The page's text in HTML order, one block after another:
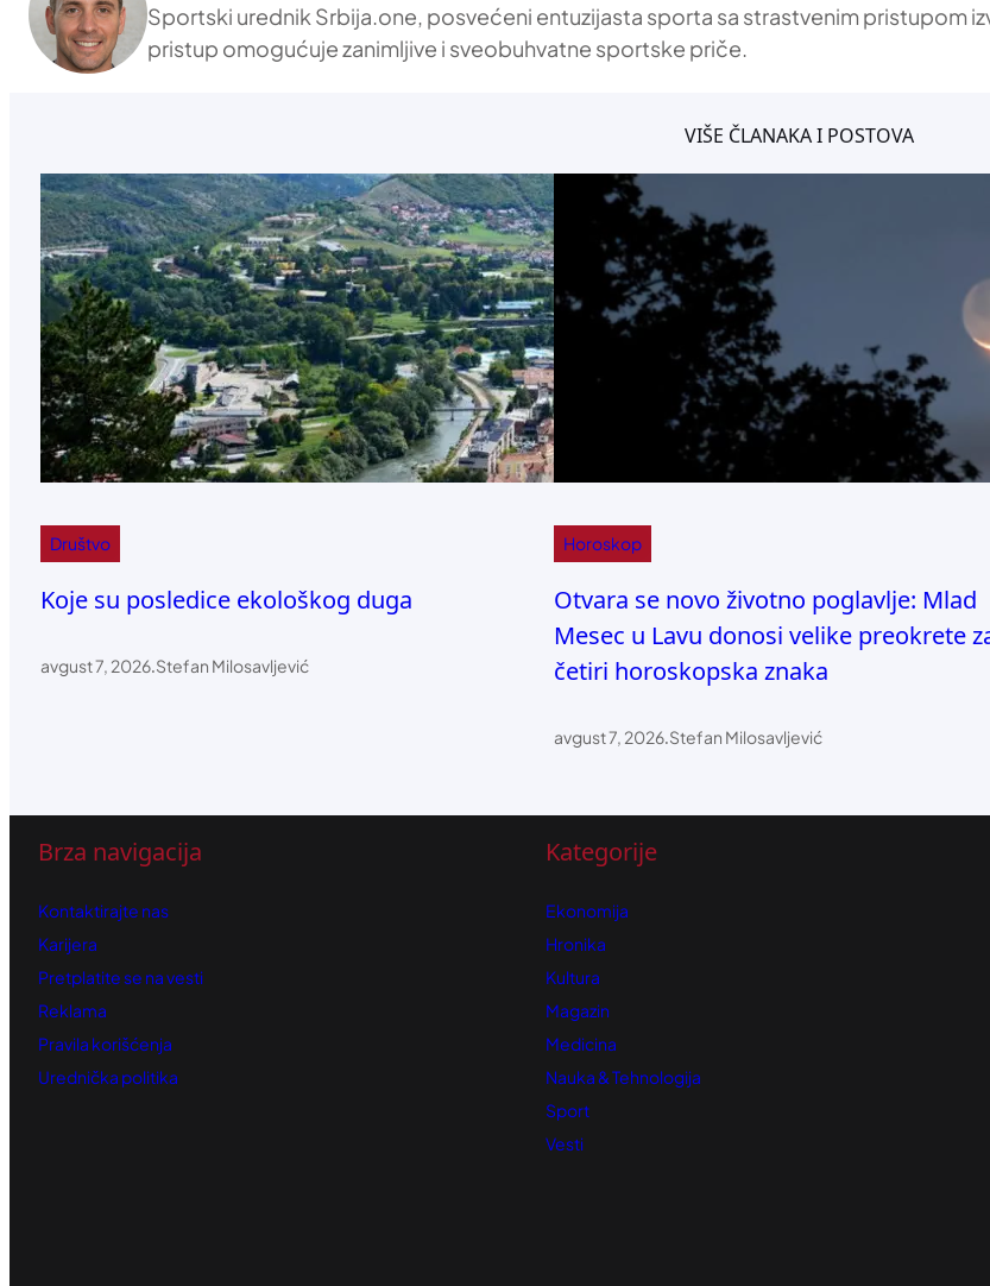
Sportski urednik Srbija.one, posvećeni entuzijasta sporta sa strastvenim pristupom
pristup omogućuje zanimljive i sveobuhvatne sportske priče.
VIŠE ČLANAKA I POSTOVA
Društvo
Koje su posledice ekološkog duga
avgust 7, 2026.Stefan Milosavljević
Horoskop
Otvara se novo životno poglavlje: Mlad
Mesec u Lavu donosi velike preokrete
četiri horoskopska znaka
avgust 7, 2026.Stefan Milosavljević
Brza navigacija
Kontaktirajte nas
Karijera
Pretplatite se na vesti
Reklama
Pravila korišćenja
Urednička politika
Kategorije
Ekonomija
Hronika
Kultura
Magazin
Medicina
Nauka & Tehnologija
Sport
Vesti